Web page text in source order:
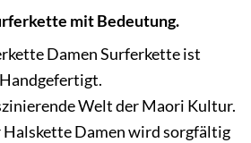
mit Bedeutung.
Damen Surferkette ist
Handgefertigt.
Welt der Maori Kultur.
Halskette Damen wird sorgfältig